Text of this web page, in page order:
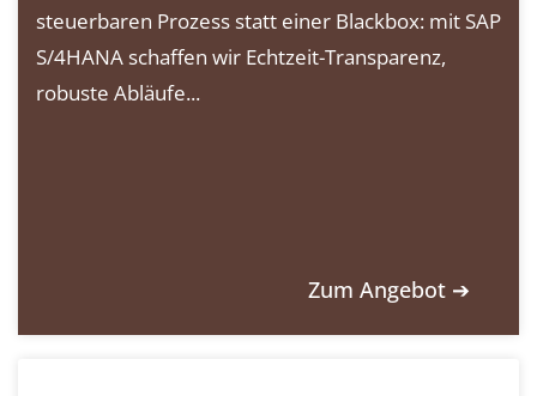
steuerbaren Prozess statt einer Blackbox: mit SAP
S/4HANA schaffen wir Echtzeit-Transparenz,
robuste Abläufe...
Zum Angebot ➔